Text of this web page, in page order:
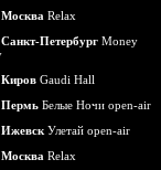
Москва Relax
Санкт-Петербург Money
Киров Gaudi Hall
Пермь Белые Ночи open-air
Ижевск Улетай open-air
Москва Relax